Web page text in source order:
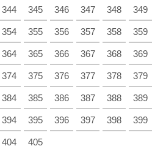
344 345 346 347 348 349
354 355 356 357 358 359
364 365 366 367 368 369
374 375 376 377 378 379
384 385 386 387 388 389
394 395 396 397 398 399
404 405